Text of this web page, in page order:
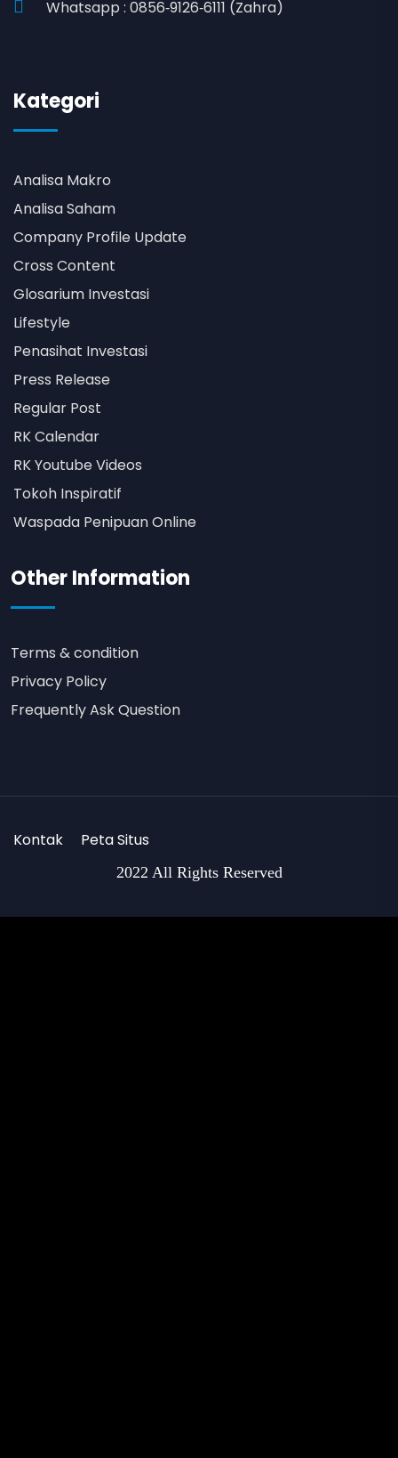
Whatsapp : 0856‑9126‑6111 (Zahra)
Kategori
Analisa Makro
Analisa Saham
Company Profile Update
Cross Content
Glosarium Investasi
Lifestyle
Penasihat Investasi
Press Release
Regular Post
RK Calendar
RK Youtube Videos
Tokoh Inspiratif
Waspada Penipuan Online
Other Information
Terms & condition
Privacy Policy
Frequently Ask Question
2022 All Rights Reserved
Kontak Peta Situs